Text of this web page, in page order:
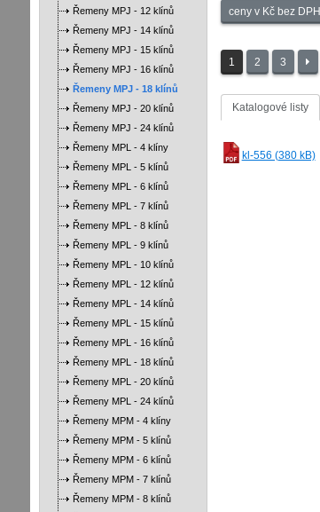
ceny v Kč bez DPH
1 2 3
Katalogové listy
kl-556 (380 kB)
Řemeny MPJ - 12 klínů
Řemeny MPJ - 14 klínů
Řemeny MPJ - 15 klínů
Řemeny MPJ - 16 klínů
Řemeny MPJ - 18 klínů
Řemeny MPJ - 20 klínů
Řemeny MPJ - 24 klínů
Řemeny MPL - 4 klíny
Řemeny MPL - 5 klínů
Řemeny MPL - 6 klínů
Řemeny MPL - 7 klínů
Řemeny MPL - 8 klínů
Řemeny MPL - 9 klínů
Řemeny MPL - 10 klínů
Řemeny MPL - 12 klínů
Řemeny MPL - 14 klínů
Řemeny MPL - 15 klínů
Řemeny MPL - 16 klínů
Řemeny MPL - 18 klínů
Řemeny MPL - 20 klínů
Řemeny MPL - 24 klínů
Řemeny MPM - 4 klíny
Řemeny MPM - 5 klínů
Řemeny MPM - 6 klínů
Řemeny MPM - 7 klínů
Řemeny MPM - 8 klínů